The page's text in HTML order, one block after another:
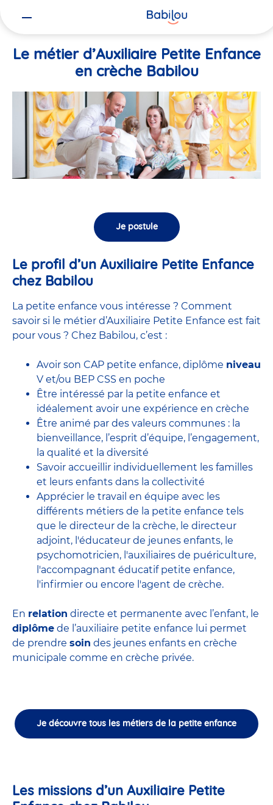
Le métier d’Auxiliaire Petite Enfance
en crèche Babilou
Je postule
Le profil d’un Auxiliaire Petite Enfance
chez Babilou
La petite enfance vous intéresse ? Comment
savoir si le métier d’Auxiliaire Petite Enfance est fait
pour vous ? Chez Babilou, c’est :
Avoir son CAP petite enfance, diplôme niveau
V et/ou BEP CSS en poche
Être intéressé par la petite enfance et
idéalement avoir une expérience en crèche
Être animé par des valeurs communes : la
bienveillance, l’esprit d’équipe, l’engagement,
la qualité et la diversité
Savoir accueillir individuellement les familles
et leurs enfants dans la collectivité
Apprécier le travail en équipe avec les
différents métiers de la petite enfance tels
que le directeur de la crèche, le directeur
adjoint, l'éducateur de jeunes enfants, le
psychomotricien, l'auxiliaires de puériculture,
l'accompagnant éducatif petite enfance,
l'infirmier ou encore l'agent de crèche.
En relation directe et permanente avec l’enfant, le
diplôme de l’auxiliaire petite enfance lui permet
de prendre soin des jeunes enfants en crèche
municipale comme en crèche privée.
Je découvre tous les métiers de la petite enfance
Les missions d’un Auxiliaire Petite